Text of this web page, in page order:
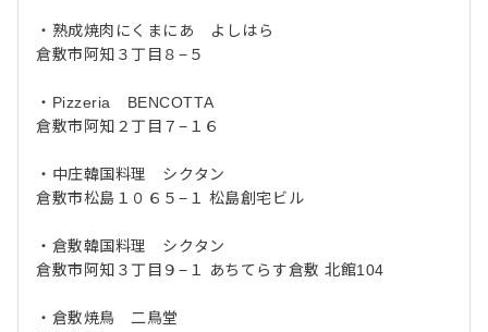
・熟成焼肉にくまにあ よしはら
倉敷市阿知３丁目８−５
・Pizzeria BENCOTTA
倉敷市阿知２丁目７−１６
・中庄韓国料理 シクタン
倉敷市松島１０６５−１ 松島創宅ビル
・倉敷韓国料理 シクタン
倉敷市阿知３丁目９−１ あちてらす倉敷 北館104
・倉敷焼鳥 二鳥堂